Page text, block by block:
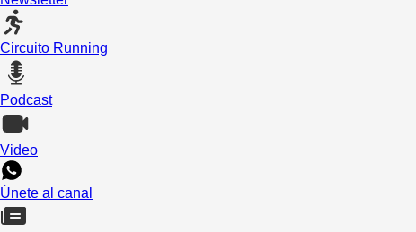
Circuito Running
Podcast
Video
Únete al canal